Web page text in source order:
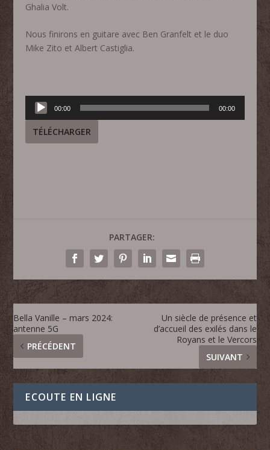
Ghalia Volt.
Nous finirons en guitare avec Ben Granfelt et le duo
Mike Zito et Albert Castiglia.
Lecteur
audio
00:00 00:00
TÉLÉCHARGER
PARTAGER:
Bella Vanille – mars 2024:
antenne 5G
PRÉCÉDENT
Un siècle de présence et
d’accueil des exilés dans le
Royans et le Vercors
SUIVANT
ECOUTE EN LIGNE